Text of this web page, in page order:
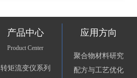
产品中心
Product Center
转矩流变仪系列
应用方向
聚合物材料研究
配方与工艺优化